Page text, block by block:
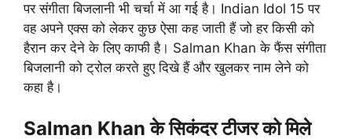
पर संगीता बिजलानी भी चर्चा में आ गई है। Indian Idol 15 पर
वह अपने एक्स को लेकर कुछ ऐसा कह जाती हैं जो हर किसी को
हैरान कर देने के लिए काफी है। Salman Khan के फैंस संगीता
बिजलानी को ट्रोल करते हुए दिखे हैं और खुलकर नाम लेने को
कहा है।
Salman Khan के सिकंदर टीजर को मिले